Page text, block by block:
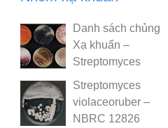
Danh sách chủng
Xạ khuẩn –
Streptomyces
Streptomyces
violaceoruber –
NBRC 12826